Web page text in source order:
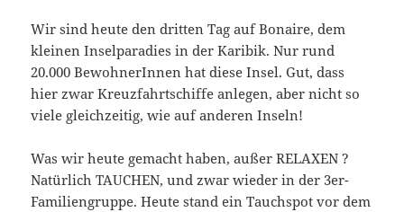
Wir sind heute den dritten Tag auf Bonaire, dem
kleinen Inselparadies in der Karibik. Nur rund
20.000 BewohnerInnen hat diese Insel. Gut, dass
hier zwar Kreuzfahrtschiffe anlegen, aber nicht so
viele gleichzeitig, wie auf anderen Inseln!
Was wir heute gemacht haben, außer RELAXEN ?
Natürlich TAUCHEN, und zwar wieder in der 3er-
Familiengruppe. Heute stand ein Tauchspot vor dem